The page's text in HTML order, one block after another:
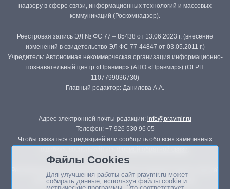
надзору в сфере связи, информационных технологий и массовых
коммуникаций (Роскомнадзор).
Реестровая запись ЭЛ № ФС 77 – 85438 от 13.06.2023 г. (внесение
изменений в свидетельство ЭЛ ФС 77-44847 от 03.05.2011 г.)
Учредитель: Автономная некоммерческая организация информационно-
познавательный центр «Правмир» (АНО «Правмир») (ОГРН
1107799036730)
Главный редактор: Данилова А.А.
Адрес электронной почты редакции: info@pravmir.ru
Телефон: +7 926 530 96 05
Чтобы связаться с редакцией или сообщить обо всех замеченных
Републикация материалов сайта в печатных изданиях (книгах, прессе)
возможна только с письменного разрешения редакции.
Файлы Cookies
Для улучшения работы сайт pravmir.ru может
собирать данные, используя файлы cookie и